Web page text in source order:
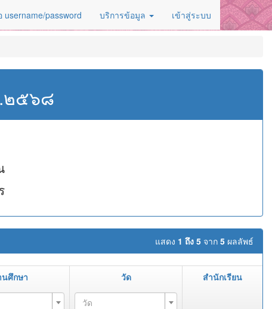
username/password บริการข้อมูล เข้าสู่ระบบ
๒๕๖๘
แสดง 1 ถึง 5 จาก 5 ผลลัพธ์
นศึกษา วัด สำนักเรียน
วัด